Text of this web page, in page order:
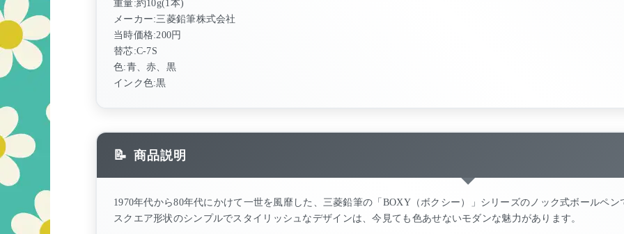
重量:約10g(1本)
メーカー:三菱鉛筆株式会社
当時価格:200円
替芯:C-7S
色:青、赤、黒
インク色:黒
商品説明
1970年代から80年代にかけて一世を風靡した、三菱鉛筆の「BOXY（ボクシー）」シリーズのノック式ボールペン
スクエア形状のシンプルでスタイリッシュなデザインは、今見ても色あせないモダンな魅力があります。